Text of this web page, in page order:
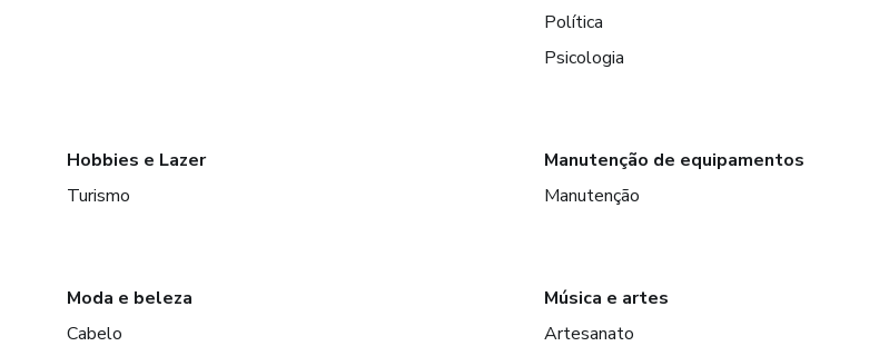
Política
Psicologia
Hobbies e Lazer
Turismo
Manutenção de equipamentos
Manutenção
Moda e beleza
Cabelo
Música e artes
Artesanato